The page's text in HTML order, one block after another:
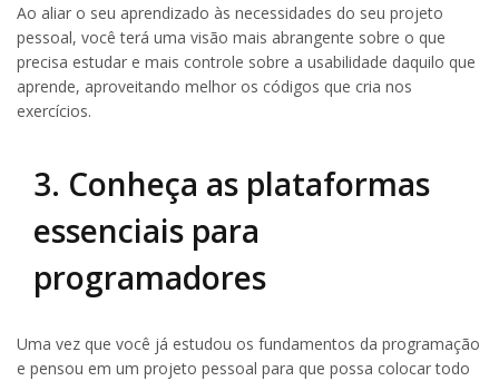
Ao aliar o seu aprendizado às necessidades do seu projeto
pessoal, você terá uma visão mais abrangente sobre o que
precisa estudar e mais controle sobre a usabilidade daquilo que
aprende, aproveitando melhor os códigos que cria nos
exercícios.
3. Conheça as plataformas
essenciais para
programadores
Uma vez que você já estudou os fundamentos da programação
e pensou em um projeto pessoal para que possa colocar todo